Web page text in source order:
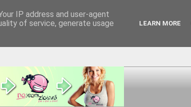
IP address and user-agent
of service, generate usage
LEARN MORE